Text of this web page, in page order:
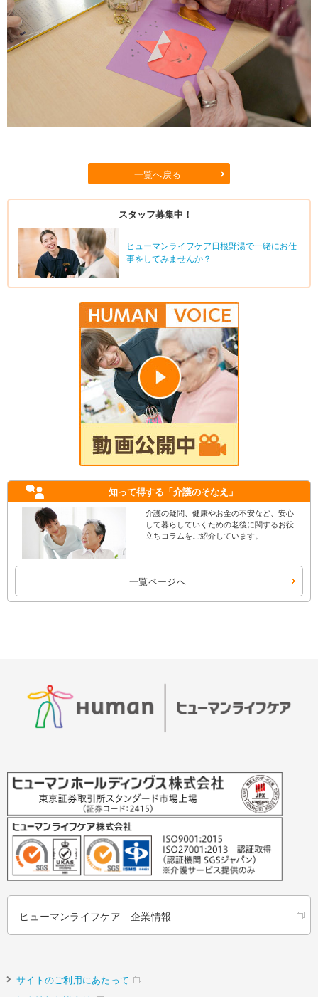
一覧へ戻る
スタッフ募集中！
ヒューマンライフケア日根野湯で一緒にお仕
事をしてみませんか？
知って得する 「介護のそなえ」
介護の疑問、健康やお金の不安など、安心
して暮らしていくための老後に関するお役
立ちコラムをご紹介しています。
一覧ページへ
ヒューマンライフケア 企業情報
サイトのご利用にあたって